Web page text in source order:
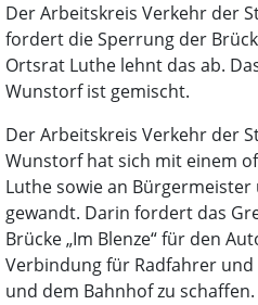
Der Arbeitskreis Verkehr der
fordert die Sperrung der
Ortsrat Luthe lehnt das ab.
Wunstorf ist gemischt.
Der Arbeitskreis Verkehr der
Wunstorf hat sich mit einem
Luthe sowie an
gewandt. Darin fordert das
Brücke „Im Blenze“ für den
Verbindung für Radfahrer
und dem Bahnhof zu